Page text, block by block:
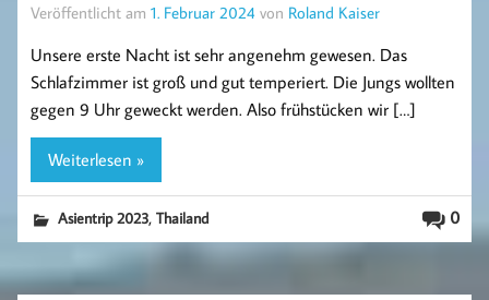
Veröffentlicht am 1. Februar 2024 von Roland Kaiser
Unsere erste Nacht ist sehr angenehm gewesen. Das
Schlafzimmer ist groß und gut temperiert. Die Jungs wollten
gegen 9 Uhr geweckt werden. Also frühstücken wir […]
Weiterlesen »
0
Asientrip 2023,Thailand